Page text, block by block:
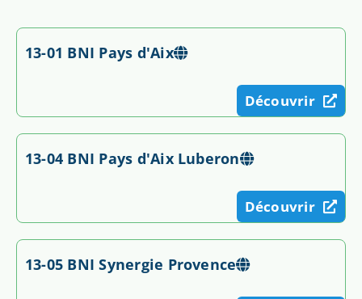
13-01 BNI Pays d'Aix
Découvrir
13-04 BNI Pays d'Aix Luberon
Découvrir
13-05 BNI Synergie Provence